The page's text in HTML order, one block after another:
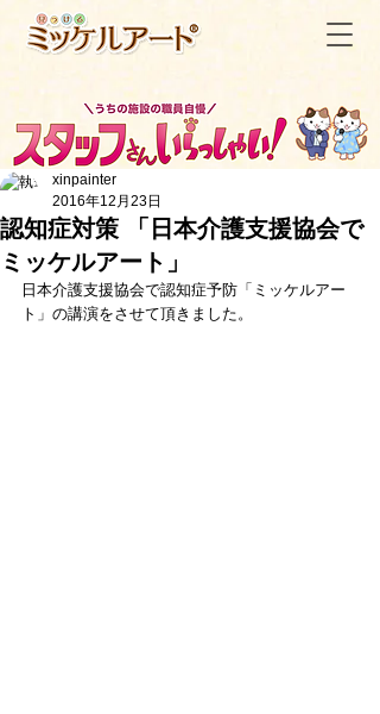
＜記事一覧へ戻る
認知症対策 「日本介護支援協会で
ミッケルアート」
xinpainter
2016年12月23日
日本介護支援協会で認知症予防「ミッケルアー
ト」の講演をさせて頂きました。